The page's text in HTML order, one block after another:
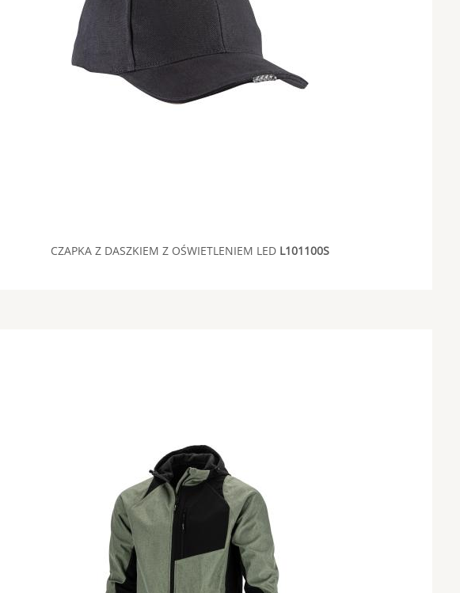
CZAPKA Z DASZKIEM Z OŚWIETLENIEM LED L101100S